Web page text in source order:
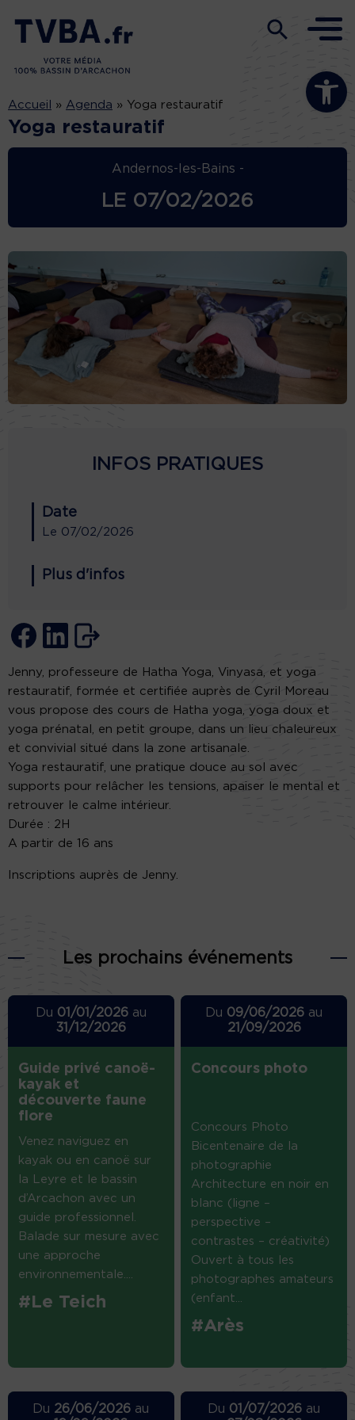
Ouvrir la
Accueil » Agenda » Yoga restauratif
Yoga restauratif
Andernos-les-Bains -
LE 07/02/2026
INFOS PRATIQUES
Date
Le 07/02/2026
Plus d'infos
Jenny, professeure de Hatha Yoga, Vinyasa, et yoga
restauratif, formée et certifiée auprès de Cyril Moreau
vous propose des cours de Hatha yoga, yoga doux et
yoga prénatal, en petit groupe, dans un lieu chaleureux
et convivial situé dans la zone artisanale.
Yoga restauratif, une pratique douce au sol avec
supports pour relâcher les tensions, apaiser le mental et
retrouver le calme intérieur.
Durée : 2H
A partir de 16 ans
Inscriptions auprès de Jenny.
Les prochains événements
Du 01/01/2026au
31/12/2026
Guide privé canoë-
kayak et
découverte faune
flore
Venez naviguez en
kayak ou en canoë sur
la Leyre et le bassin
d’Arcachon avec un
guide professionnel.
Balade sur mesure avec
une approche
environnementale....
#Le Teich
Du 09/06/2026 au
21/09/2026
Concours photo
Concours Photo
Bicentenaire de la
photographie
Architecture en noir en
blanc (ligne –
perspective –
contrastes – créativité)
Ouvert à tous les
photographes amateurs
(enfant...
#Arès
Du 26/06/2026 au
Du 01/07/2026 au